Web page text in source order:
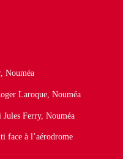
Nouméa
Laroque, Nouméa
Ferry, Nouméa
face à l’aérodrome